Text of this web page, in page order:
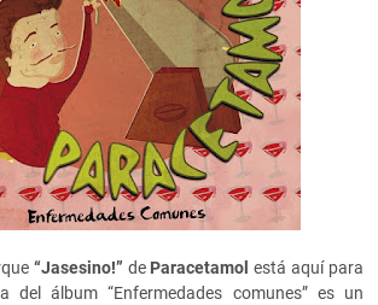
“Jasesino!” deParacetamol está aquí para
del álbum “Enfermedades comunes” es un